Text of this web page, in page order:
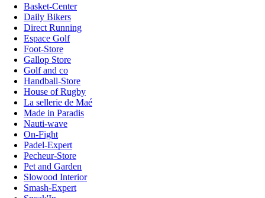
Basket-Center
Daily Bikers
Direct Running
Espace Golf
Foot-Store
Gallop Store
Golf and co
Handball-Store
House of Rugby
La sellerie de Maé
Made in Paradis
Nauti-wave
On-Fight
Padel-Expert
Pecheur-Store
Pet and Garden
Slowood Interior
Smash-Expert